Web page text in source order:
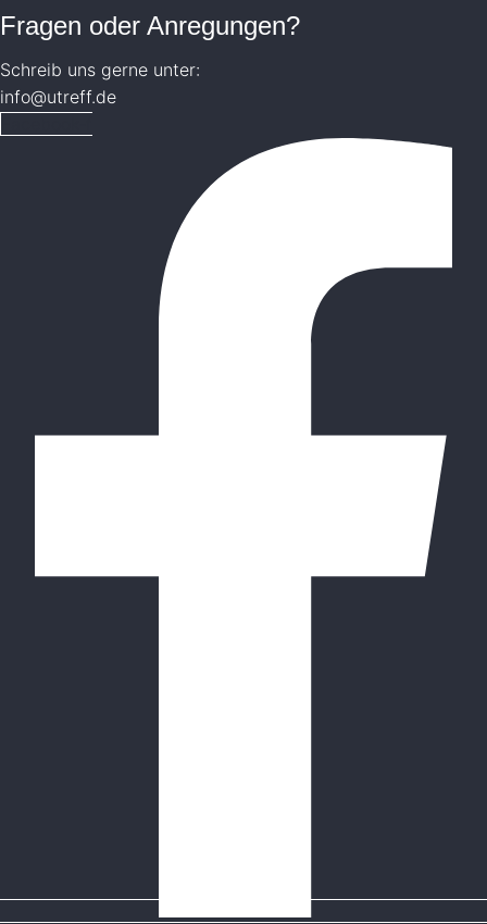
Fragen oder Anregungen?
Schreib uns gerne unter:
info@utreff.de